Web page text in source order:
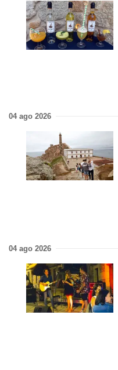
04 ago 2026
04 ago 2026